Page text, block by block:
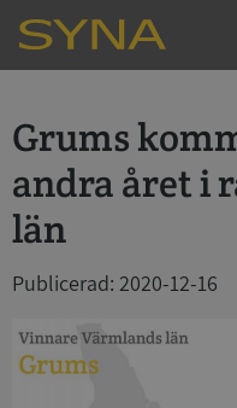
Grums
andra året i
län
Publicerad: 2020-12-16